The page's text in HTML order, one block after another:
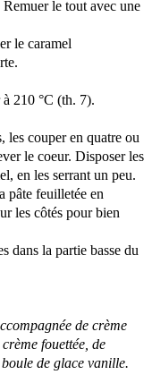
le tout avec une
le caramel
210 °C (th. 7).
les couper en quatre ou
le coeur. Disposer les
en les serrant un peu.
pâte feuilletée en
les côtés pour bien
dans la partie basse du
de crème
crème fouettée, de
de glace vanille.